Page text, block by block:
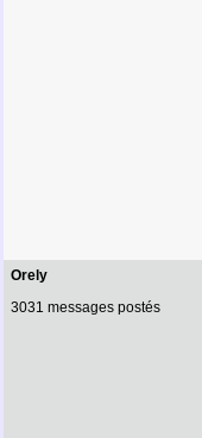
Orely
3031 messages postés